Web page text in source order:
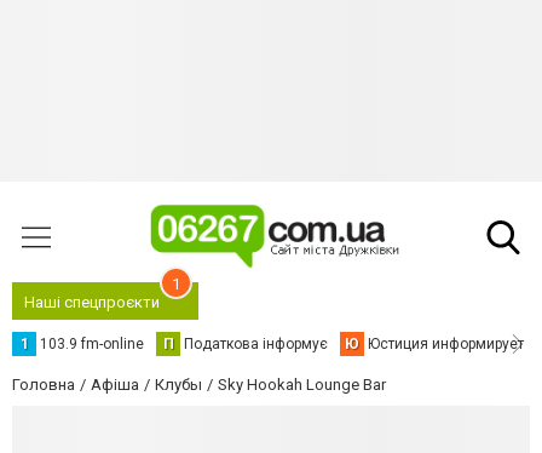
Наші спецпроєкти
1
1 103.9 fm-online П Податкова інформує Ю Юстиция информирует
Головна Афіша Клубы Sky Hookah Lounge Bar